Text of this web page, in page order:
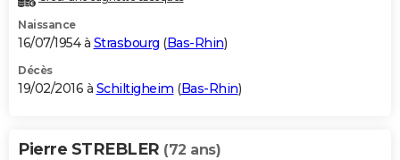
Naissance
16/07/1954 à Strasbourg (Bas-Rhin)
Décès
19/02/2016 à Schiltigheim (Bas-Rhin)
Pierre STREBLER (72 ans)